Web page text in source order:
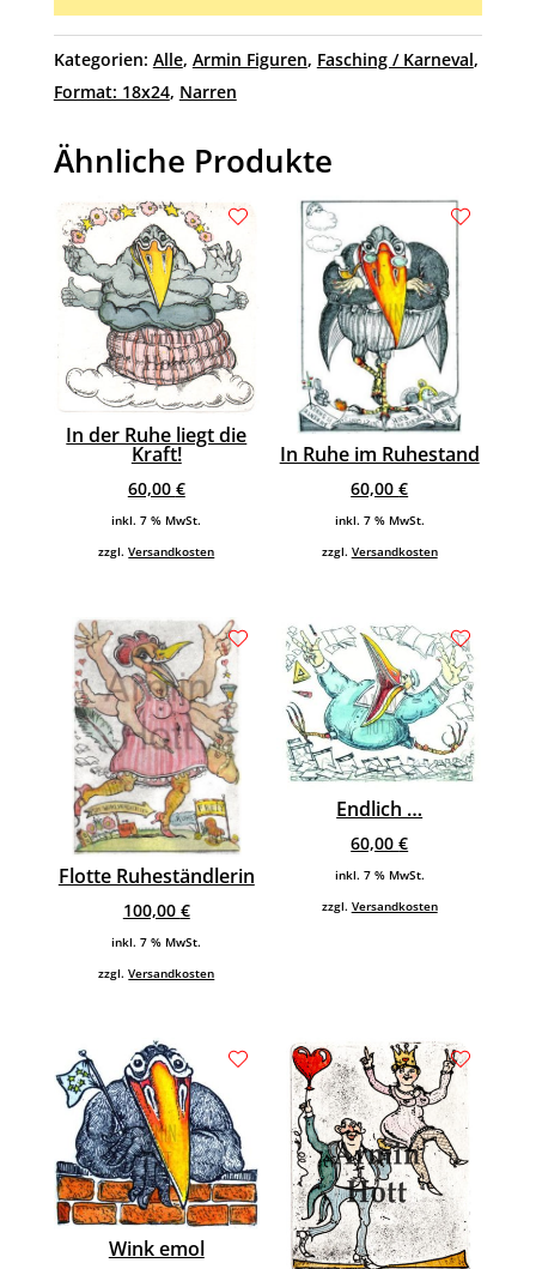
Kategorien: Alle, Armin Figuren, Fasching / Karneval,
Format: 18x24, Narren
Ähnliche Produkte
In der Ruhe liegt die
Kraft!
60,00 €
inkl. 7 % MwSt.
zzgl.Versandkosten
In Ruhe im Ruhestand
60,00€
inkl. 7 % MwSt.
zzgl. Versandkosten
Flotte Ruheständlerin
100,00 €
inkl. 7 % MwSt.
zzgl.Versandkosten
Endlich …
60,00€
inkl. 7 % MwSt.
zzgl. Versandkosten
Wink emol